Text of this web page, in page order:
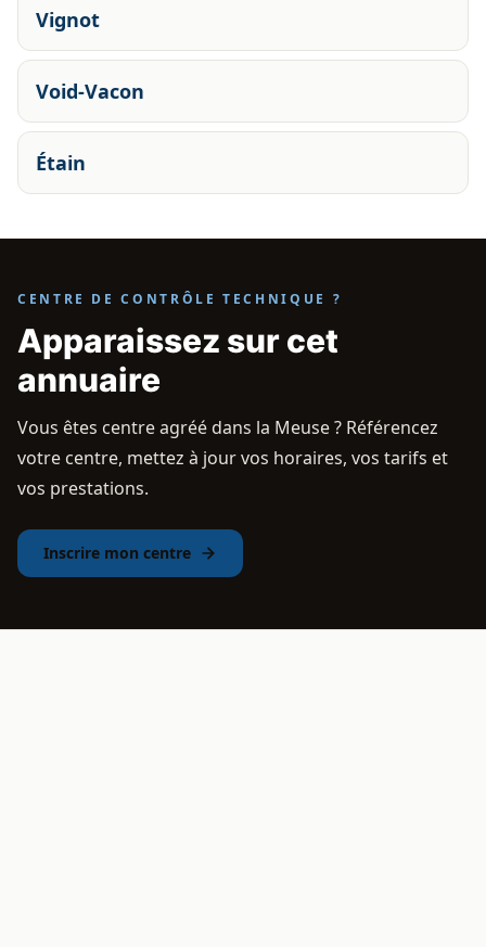
Vignot
Void-Vacon
Étain
CENTRE DE CONTRÔLE TECHNIQUE ?
Apparaissez sur cet
annuaire
Vous êtes centre agréé dans la Meuse ? Référencez
votre centre, mettez à jour vos horaires, vos tarifs et
vos prestations.
Inscrire mon centre